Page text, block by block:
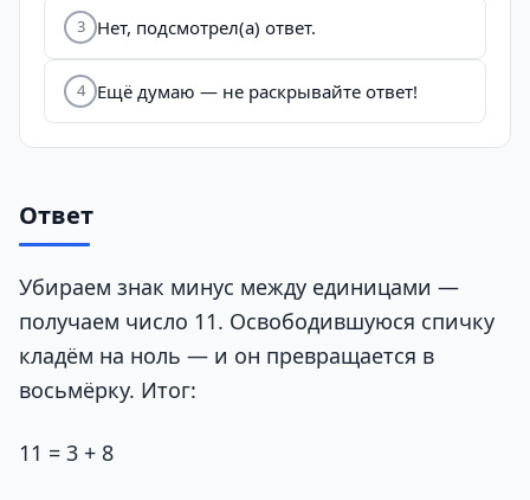
3 Нет, подсмотрел(а) ответ.
4 Ещё думаю — не раскрывайте ответ!
Ответ
Убираем знак минус между единицами —
получаем число 11. Освободившуюся спичку
кладём на ноль — и он превращается в
восьмёрку. Итог:
11 = 3 + 8